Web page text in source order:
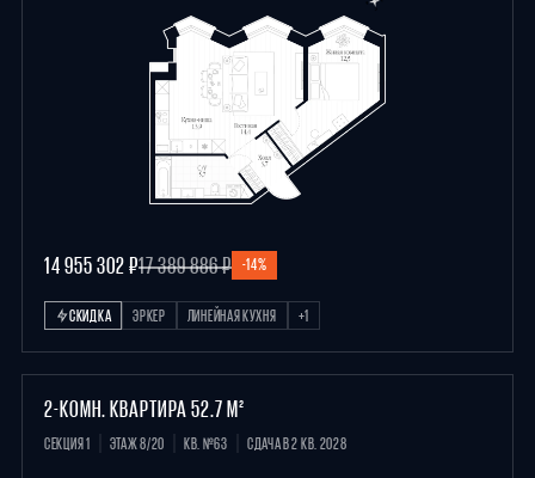
14 955 302 ₽17 389 886 ₽ -14%
СКИДКА ЭРКЕР ЛИНЕЙНАЯ КУХНЯ +1
2-КОМН. КВАРТИРА 52.7 М²
СЕКЦИЯ 1 ЭТАЖ 8/20 КВ. №63 СДАЧА В 2 КВ. 2028